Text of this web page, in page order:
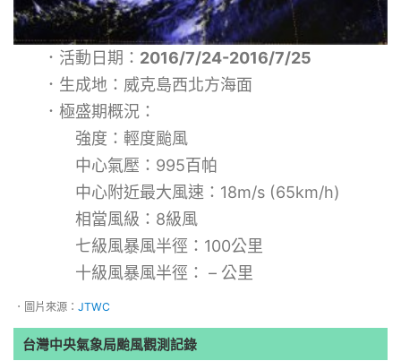
．活動日期： 2016/7/24-2016/7/25
．生成地：威克島西北方海面
．極盛期概況：
強度：輕度颱風
中心氣壓：995百帕
中心附近最大風速：18m/s (65km/h)
相當風級：8級風
七級風暴風半徑：100公里
十級風暴風半徑： – 公里
．圖片來源： JTWC
台灣中央氣象局颱風觀測記錄